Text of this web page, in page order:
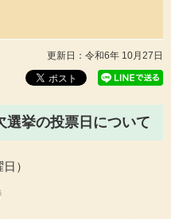
メ
ニ
ュ
を
更新日：令和6年 10月27日
選挙の投票日について
）